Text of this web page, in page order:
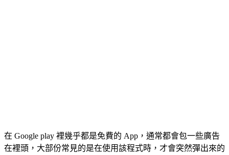
在 Google play 裡幾乎都是免費的 App，通常都會包一些廣告
在裡頭，大部份常見的是在使用該程式時，才會突然彈出來的